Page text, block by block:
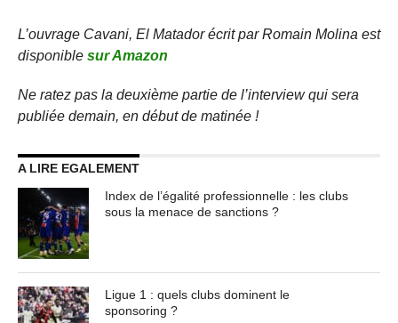
L’ouvrage Cavani, El Matador écrit par Romain Molina est
disponible sur Amazon
Ne ratez pas la deuxième partie de l’interview qui sera
publiée demain, en début de matinée !
A LIRE EGALEMENT
Index de l’égalité professionnelle : les clubs
sous la menace de sanctions ?
Ligue 1 : quels clubs dominent le
sponsoring ?